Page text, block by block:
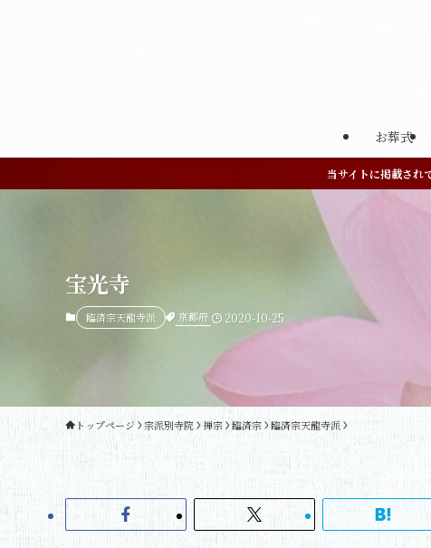
お葬式
当サイトに掲載され
宝光寺
臨済宗天龍寺派 京都府 2020-10-25
トップページ 宗派別寺院 禅宗 臨済宗 臨済宗天龍寺派